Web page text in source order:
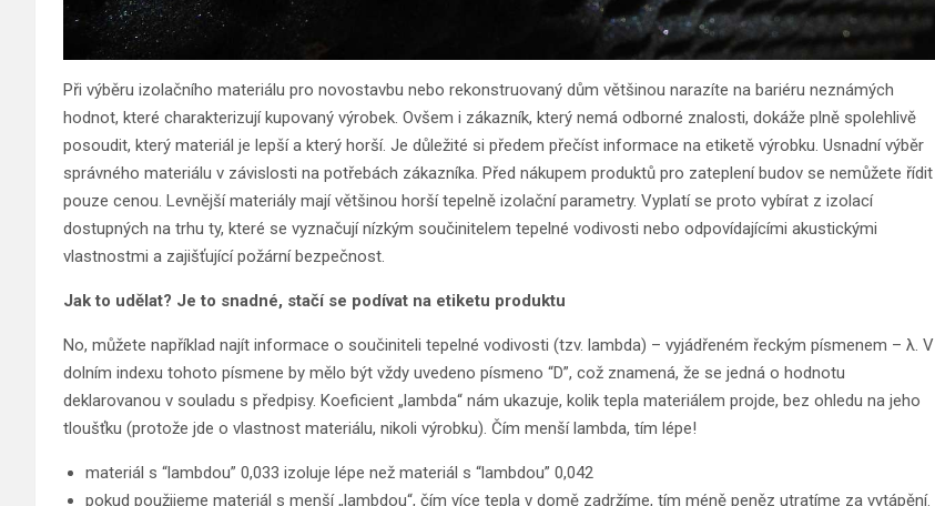
Při výběru izolačního materiálu pro novostavbu nebo rekonstruovaný dům většinou narazíte na bariéru neznámých
hodnot, které charakterizují kupovaný výrobek. Ovšem i zákazník, který nemá odborné znalosti, dokáže plně spolehlivě
posoudit, který materiál je lepší a který horší. Je důležité si předem přečíst informace na etiketě výrobku. Usnadní výběr
správného materiálu v závislosti na potřebách zákazníka. Před nákupem produktů pro zateplení budov se nemůžete řídit
pouze cenou. Levnější materiály mají většinou horší tepelně izolační parametry. Vyplatí se proto vybírat z izolací
dostupných na trhu ty, které se vyznačují nízkým součinitelem tepelné vodivosti nebo odpovídajícími akustickými
vlastnostmi a zajišťující požární bezpečnost.
Jak to udělat? Je to snadné, stačí se podívat na etiketu produktu
No, můžete například najít informace o součiniteli tepelné vodivosti (tzv. lambda) – vyjádřeném řeckým písmenem – λ. V
dolním indexu tohoto písmene by mělo být vždy uvedeno písmeno “D”, což znamená, že se jedná o hodnotu
deklarovanou v souladu s předpisy. Koeficient „lambda“ nám ukazuje, kolik tepla materiálem projde, bez ohledu na jeho
tloušťku (protože jde o vlastnost materiálu, nikoli výrobku). Čím menší lambda, tím lépe!
materiál s “lambdou” 0,033 izoluje lépe než materiál s “lambdou” 0,042
pokud použijeme materiál s menší „lambdou“, čím více tepla v domě zadržíme, tím méně peněz utratíme za vytápění.